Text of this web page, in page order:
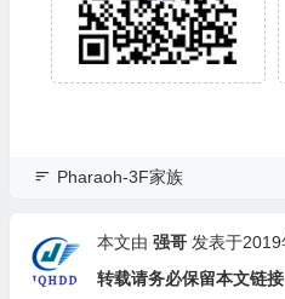
Pharaoh-3F家族
本文由 强哥 发表于
转载请务必保留本文链接